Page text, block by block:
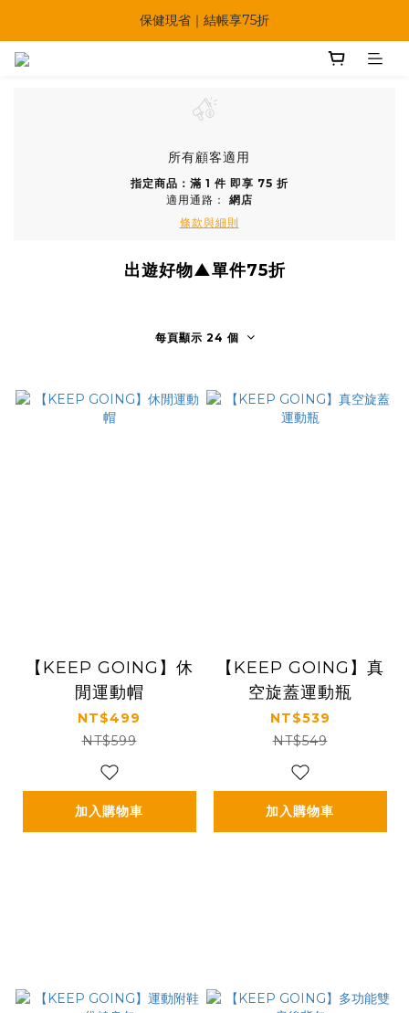
🔥夏日多重好康一次享！
保健現省｜結帳享75折
🔥夏日多重好康一次享！
所有顧客適用
指定商品：滿 1 件 即享 75 折
適用通路： 網店
條款與細則
出遊好物▲單件75折
每頁顯示 24 個
【KEEP GOING】休
閒運動帽
NT$499
NT$599
加入購物車
【KEEP GOING】真
空旋蓋運動瓶
NT$539
NT$549
加入購物車